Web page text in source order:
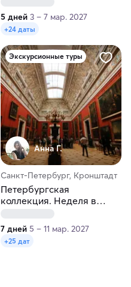
5 дней 3 – 7 мар. 2027
+24 даты
Экскурсионные туры
Анна Г.
Санкт-Петербург, Кронштадт
Петербургская
коллекция. Неделя в
весна
7 дней 5 – 11 мар. 2027
+25 дат